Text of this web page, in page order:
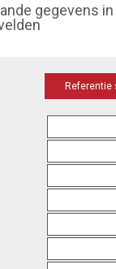
gegevens
Referentie